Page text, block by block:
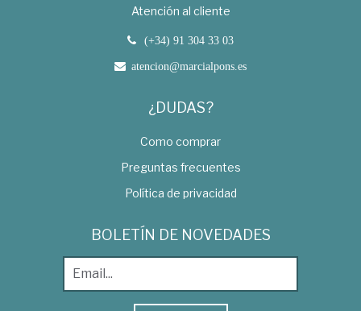
Atención al cliente
(+34) 91 304 33 03
atencion@marcialpons.es
¿DUDAS?
Como comprar
Preguntas frecuentes
Política de privacidad
BOLETÍN DE NOVEDADES